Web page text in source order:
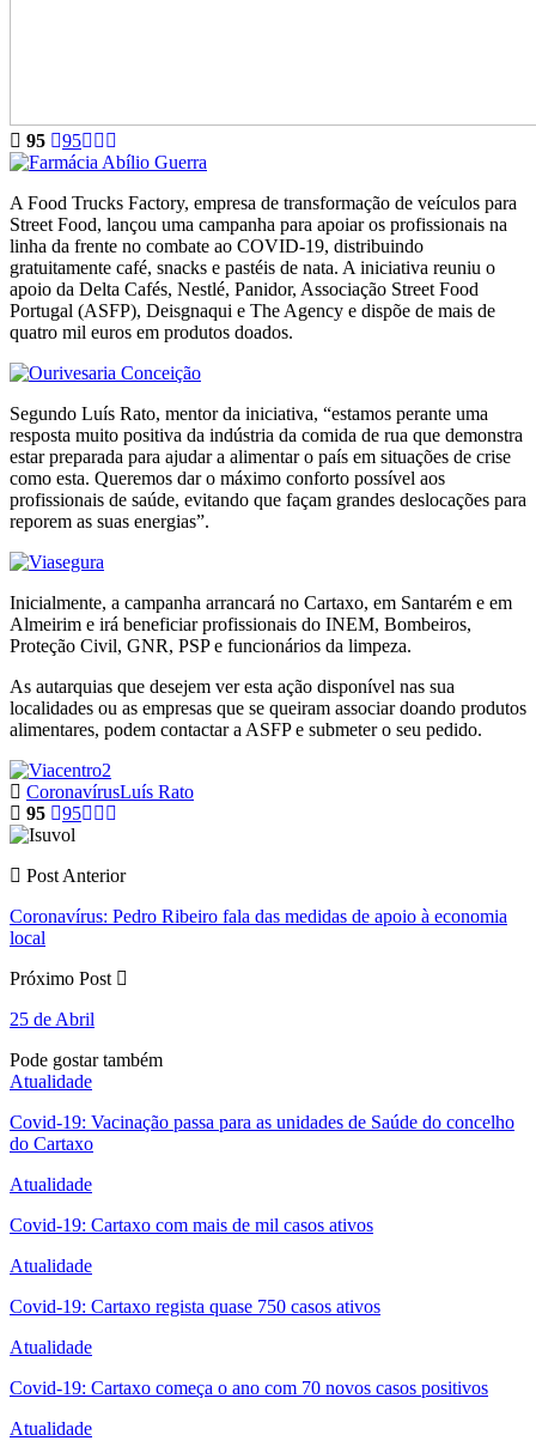
95 95
A Food Trucks Factory, empresa de transformação de veículos para
Street Food, lançou uma campanha para apoiar os profissionais na
linha da frente no combate ao COVID-19, distribuindo
gratuitamente café, snacks e pastéis de nata. A iniciativa reuniu o
apoio da Delta Cafés, Nestlé, Panidor, Associação Street Food
Portugal (ASFP), Deisgnaqui e The Agency e dispõe de mais de
quatro mil euros em produtos doados.
Segundo Luís Rato, mentor da iniciativa, “estamos perante uma
resposta muito positiva da indústria da comida de rua que demonstra
estar preparada para ajudar a alimentar o país em situações de crise
como esta. Queremos dar o máximo conforto possível aos
profissionais de saúde, evitando que façam grandes deslocações para
reporem as suas energias”.
Inicialmente, a campanha arrancará no Cartaxo, em Santarém e em
Almeirim e irá beneficiar profissionais do INEM, Bombeiros,
Proteção Civil, GNR, PSP e funcionários da limpeza.
As autarquias que desejem ver esta ação disponível nas sua
localidades ou as empresas que se queiram associar doando produtos
alimentares, podem contactar a ASFP e submeter o seu pedido.
CoronavírusLuís Rato
95
95
Post Anterior
Coronavírus: Pedro Ribeiro fala das medidas de apoio à economia
local
Próximo Post
25 de Abril
Pode gostar também
Atualidade
Covid-19: Vacinação passa para as unidades de Saúde do concelho
do Cartaxo
Atualidade
Covid-19: Cartaxo com mais de mil casos ativos
Atualidade
Covid-19: Cartaxo regista quase 750 casos ativos
Atualidade
Covid-19: Cartaxo começa o ano com 70 novos casos positivos
Atualidade